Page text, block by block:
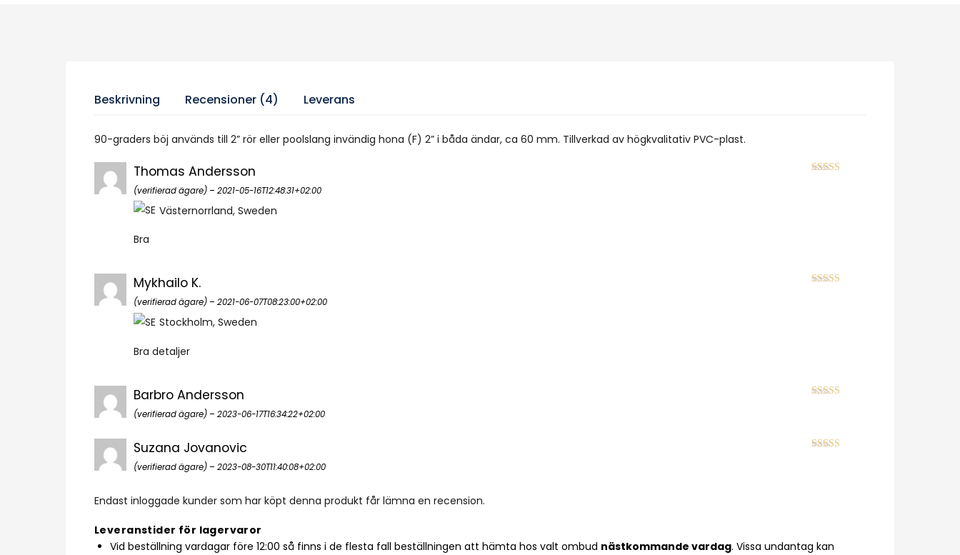
Beskrivning Recensioner (4) Leverans
90-graders böj används till 2” rör eller poolslang invändig hona (F) 2” i båda ändar, ca 60 mm. Tillverkad av högkvalitativ PVC-plast.
Thomas Andersson
(verifierad ägare)– 2021-05-16T12:48:31+02:00
Västernorrland, Sweden
Bra
Mykhailo K.
(verifierad ägare)– 2021-06-07T08:23:00+02:00
Stockholm, Sweden
Bra detaljer
Barbro Andersson
(verifierad ägare)– 2023-06-17T16:34:22+02:00
Suzana Jovanovic
(verifierad ägare)– 2023-08-30T11:40:08+02:00
Endast inloggade kunder som har köpt denna produkt får lämna en recension.
Leveranstider för lagervaror
Vid beställning vardagar före 12:00 så finns i de flesta fall beställningen att hämta hos valt ombud nästkommande vardag. Vissa undantag kan